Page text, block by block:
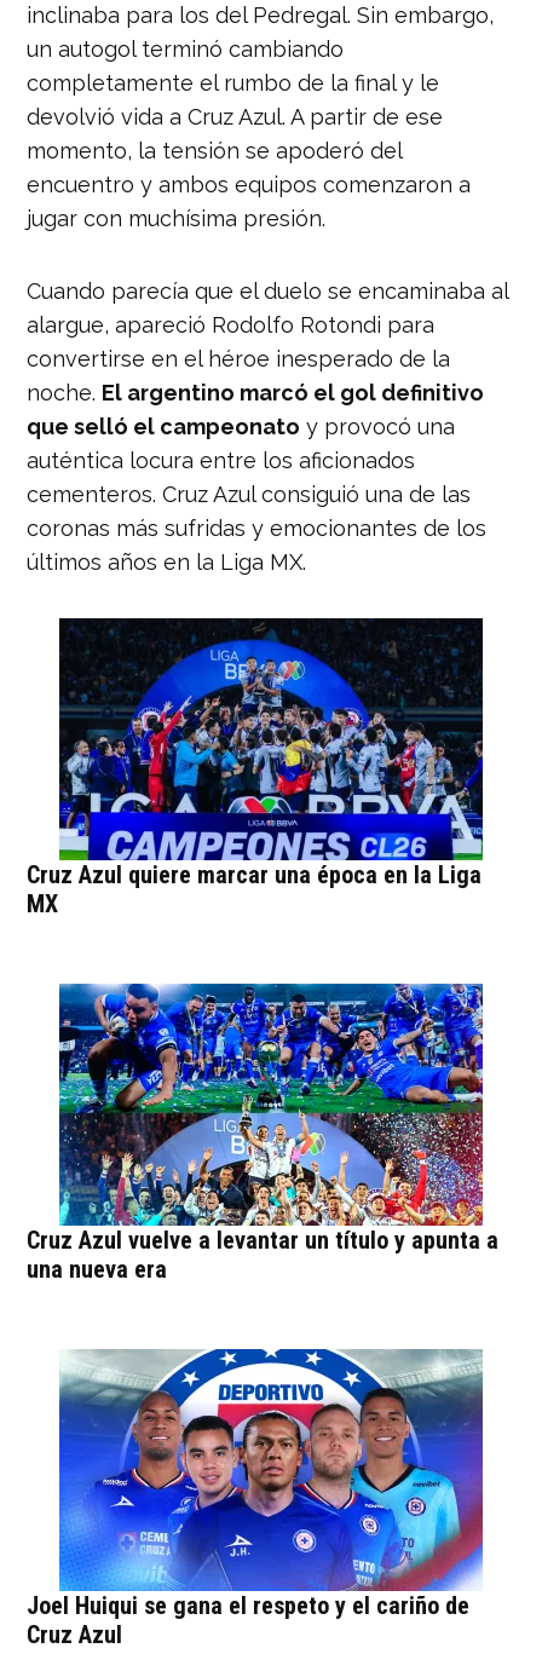
inclinaba para los del Pedregal. Sin embargo,
un autogol terminó cambiando
completamente el rumbo de la final y le
devolvió vida a Cruz Azul. A partir de ese
momento, la tensión se apoderó del
encuentro y ambos equipos comenzaron a
jugar con muchísima presión.
Cuando parecía que el duelo se encaminaba al
alargue, apareció Rodolfo Rotondi para
convertirse en el héroe inesperado de la
noche. El argentino marcó el gol definitivo
que selló el campeonato y provocó una
auténtica locura entre los aficionados
cementeros. Cruz Azul consiguió una de las
coronas más sufridas y emocionantes de los
últimos años en la Liga MX.
Cruz Azul quiere marcar una época en la Liga
MX
Cruz Azul vuelve a levantar un título y apunta a
una nueva era
Joel Huiqui se gana el respeto y el cariño de
Cruz Azul